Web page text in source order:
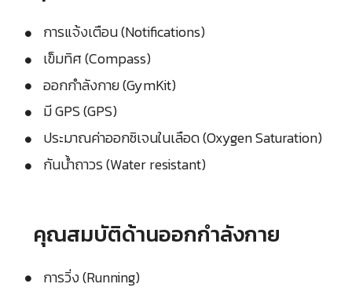
การแจ้งเตือน (Notifications)
เข็มทิศ (Compass)
ออกกำลังกาย (GymKit)
มี GPS (GPS)
ประมาณค่าออกซิเจนในเลือด (Oxygen Saturation)
กันน้ำถาวร (Water resistant)
คุณสมบัติด้านออกกำลังกาย
การวิ่ง (Running)